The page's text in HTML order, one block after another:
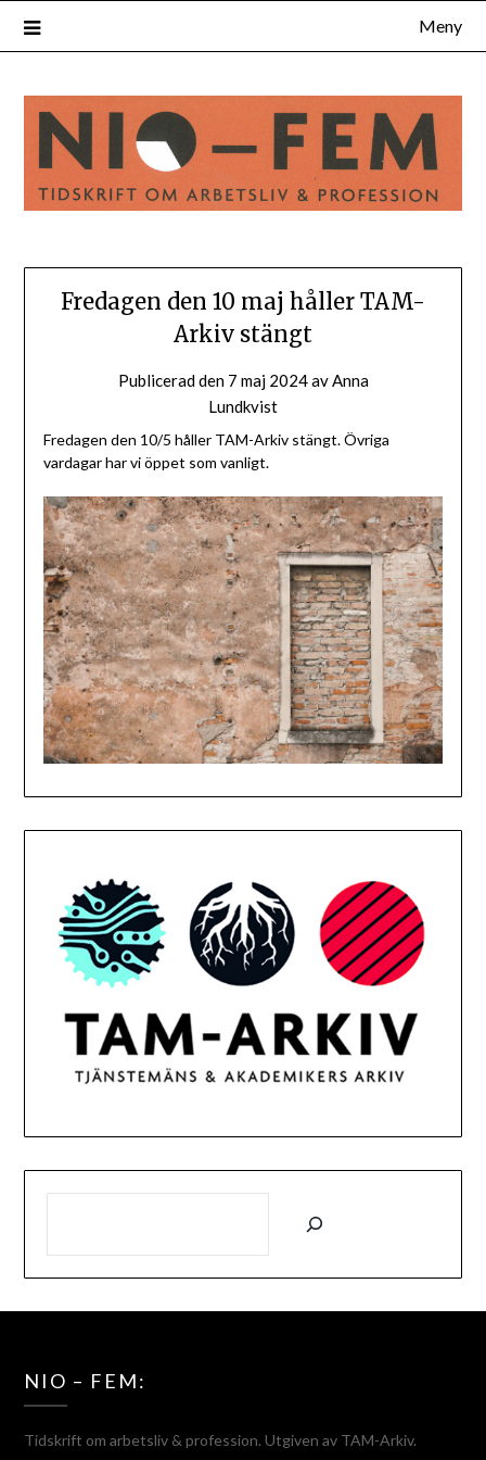
Meny
Fredagen den 10 maj håller TAM-
Arkiv stängt
Publicerad den 7 maj 2024avAnna
Lundkvist
Fredagen den 10/5 håller TAM-Arkiv stängt. Övriga
vardagar har vi öppet som vanligt.
NIO – FEM:
Tidskrift om arbetsliv & profession. Utgiven av TAM-Arkiv.